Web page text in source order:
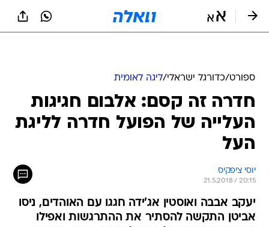
ספורט/כדורגל ישראלי/ליגה לאומית
חדרה זה קסם: אלבום חגיגות
העלייה של הפועל חדרה לליגת
העל
יוסי ציפקיס
21.5.2018 / 20:15
יעקב אבבה ואוסטין אג'ידה חגגו עם האוהדים, ניסו
אביטן התקשה להסתיר את ההתרגשות ואפילו